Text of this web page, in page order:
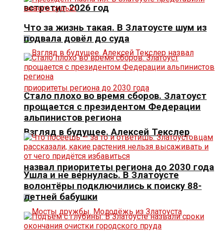
встретит 2026 год
Взгляд в будущее. Алексей Текслер
назвал приоритеты региона до 2030 года
Что за жизнь такая. В Златоусте шум из
подвала довёл до суда
Стало плохо во время сборов. Златоуст
прощается с президентом Федерации
альпинистов региона
Ушла и не вернулась. В Златоусте
волонтёры подключились к поиску 88-
летней бабушки